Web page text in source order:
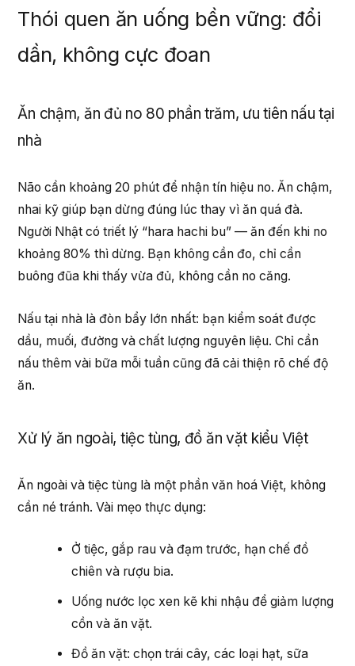
Thói quen ăn uống bền vững: đổi
dần, không cực đoan
Ăn chậm, ăn đủ no 80 phần trăm, ưu tiên nấu tại
nhà
Não cần khoảng 20 phút để nhận tín hiệu no. Ăn chậm,
nhai kỹ giúp bạn dừng đúng lúc thay vì ăn quá đà.
Người Nhật có triết lý “hara hachi bu” — ăn đến khi no
khoảng 80% thì dừng. Bạn không cần đo, chỉ cần
buông đũa khi thấy vừa đủ, không cần no căng.
Nấu tại nhà là đòn bẩy lớn nhất: bạn kiểm soát được
dầu, muối, đường và chất lượng nguyên liệu. Chỉ cần
nấu thêm vài bữa mỗi tuần cũng đã cải thiện rõ chế độ
ăn.
Xử lý ăn ngoài, tiệc tùng, đồ ăn vặt kiểu Việt
Ăn ngoài và tiệc tùng là một phần văn hoá Việt, không
cần né tránh. Vài mẹo thực dụng:
Ở tiệc, gắp rau và đạm trước, hạn chế đồ
chiên và rượu bia.
Uống nước lọc xen kẽ khi nhậu để giảm lượng
cồn và ăn vặt.
Đồ ăn vặt: chọn trái cây, các loại hạt, sữa